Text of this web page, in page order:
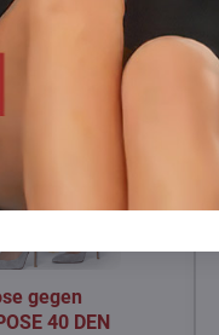
gegen
40 DEN